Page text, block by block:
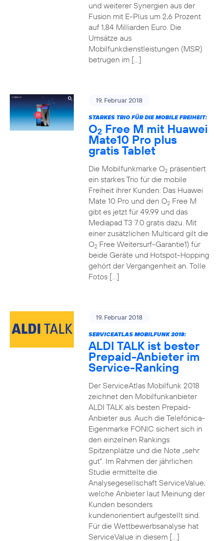
und weiterer Synergien aus der
Fusion mit E-Plus um 2,6 Prozent
auf 1,84 Milliarden Euro. Die
Umsätze aus
Mobilfunkdienstleistungen (MSR)
betrugen im […]
19. Februar 2018
STARKES TRIO FÜR DIE MOBILE FREIHEIT:
O2 Free M mit Huawei
Mate10 Pro plus
gratis Tablet
Die Mobilfunkmarke O2präsentiert
ein starkes Trio für die mobile
Freiheit ihrer Kunden: Das Huawei
Mate 10 Pro und den O2Free M
gibt es jetzt für 49,99 und das
Mediapad T3 7.0 gratis dazu. Mit
einer zusätzlichen Multicard gilt die
O2Free Weitersurf-Garantie1) für
beide Geräte und Hotspot-Hopping
gehört der Vergangenheit an. Tolle
Fotos […]
19. Februar 2018
SERVICEATLAS MOBILFUNK 2018:
ALDI TALK ist bester
Prepaid-Anbieter im
Service-Ranking
Der ServiceAtlas Mobilfunk 2018
zeichnet den Mobilfunkanbieter
ALDI TALK als besten Prepaid-
Anbieter aus. Auch die Telefónica-
Eigenmarke FONIC sichert sich in
den einzelnen Rankings
Spitzenplätze und die Note „sehr
gut“. Im Rahmen der jährlichen
Studie ermittelte die
Analysegesellschaft ServiceValue,
welche Anbieter laut Meinung der
Kunden besonders
kundenorientiert aufgestellt sind.
Für die Wettbewerbsanalyse hat
ServiceValue in diesem […]